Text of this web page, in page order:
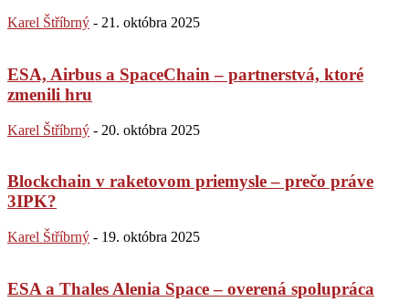
Karel Štříbrný - 21. októbra 2025
ESA, Airbus a SpaceChain – partnerstvá, ktoré
zmenili hru
Karel Štříbrný - 20. októbra 2025
Blockchain v raketovom priemysle – prečo práve
3IPK?
Karel Štříbrný - 19. októbra 2025
ESA a Thales Alenia Space – overená spolupráca